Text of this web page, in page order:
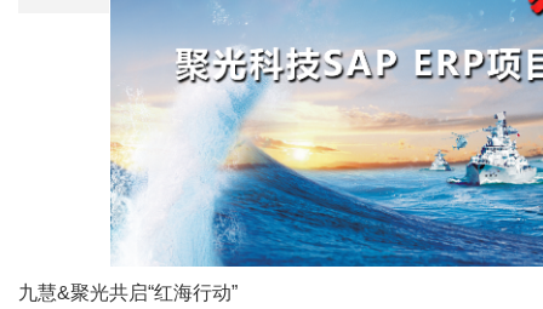
九慧&聚光共启“红海行动”